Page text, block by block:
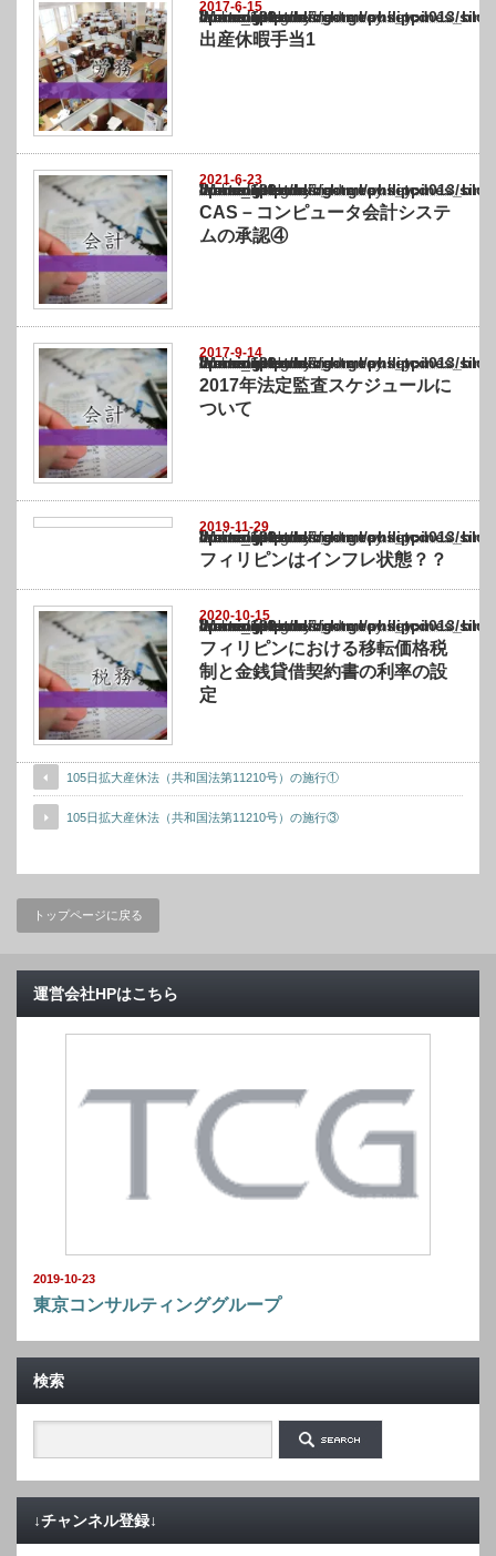
2017-6-15
Warning
: Undefined array key "show_category" in
/home/netst/kuno-cpa.co.jp/public_html/philippines_blog/wp-content/themes/
on line183
出産休暇手当1
2021-6-23
Warning
: Undefined array key "show_category" in
/home/netst/kuno-cpa.co.jp/public_html/philippines_blog/wp-content/themes/
on line183
CAS－コンピュータ会計システ
ムの承認④
2017-9-14
Warning
: Undefined array key "show_category" in
/home/netst/kuno-cpa.co.jp/public_html/philippines_blog/wp-content/themes/
on line183
2017年法定監査スケジュールに
ついて
2019-11-29
Warning
: Undefined array key "show_category" in
/home/netst/kuno-cpa.co.jp/public_html/philippines_blog/wp-content/themes/
on line183
フィリピンはインフレ状態？？
2020-10-15
Warning
: Undefined array key "show_category" in
/home/netst/kuno-cpa.co.jp/public_html/philippines_blog/wp-content/themes/
on line183
フィリピンにおける移転価格税
制と金銭貸借契約書の利率の設
定
105日拡大産休法（共和国法第11210号）の施行①
105日拡大産休法（共和国法第11210号）の施行③
トップページに戻る
運営会社HPはこちら
2019-10-23
東京コンサルティンググループ
検索
↓チャンネル登録↓